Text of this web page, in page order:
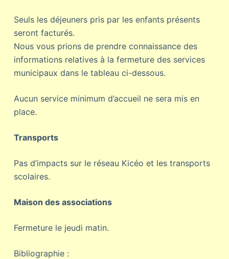
Seuls les déjeuners pris par les enfants présents
seront facturés.
Nous vous prions de prendre connaissance des
informations relatives à la fermeture des services
municipaux dans le tableau ci-dessous.
Aucun service minimum d’accueil ne sera mis en
place.
Transports
Pas d’impacts sur le réseau Kicéo et les transports
scolaires.
Maison des associations
Fermeture le jeudi matin.
Bibliographie :